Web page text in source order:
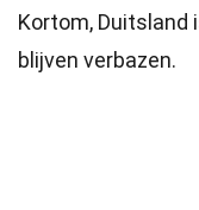
Kortom, Duitsland
blijven verbazen.